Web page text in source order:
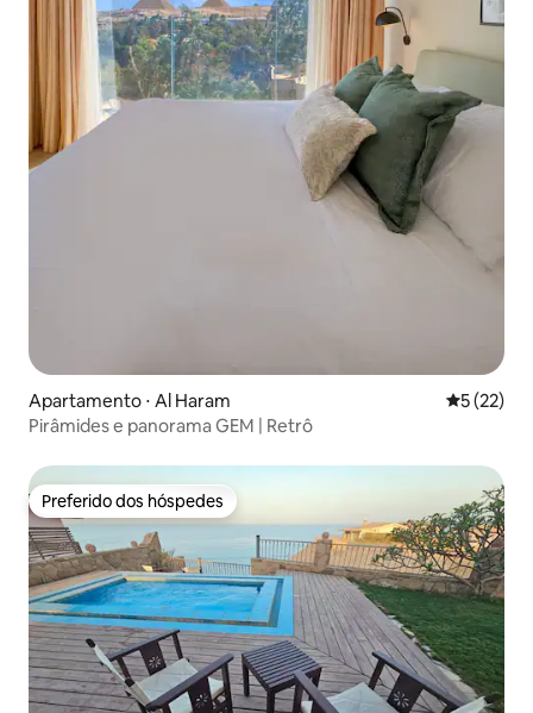
Apartamento ⋅ Al Haram 5 de uma
5 (22)
Pirâmides e panorama GEM | Retrô
Preferido dos hóspedes
Preferido dos hóspedes